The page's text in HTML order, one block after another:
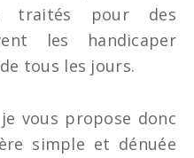
traités pour des
les handicaper
tous les jours.
vous propose donc
simple et dénuée